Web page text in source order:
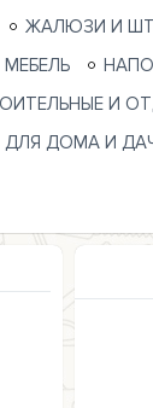
ЖАЛЮЗИ И
МЕБЕЛЬ
И
ДЛЯ ДОМА И